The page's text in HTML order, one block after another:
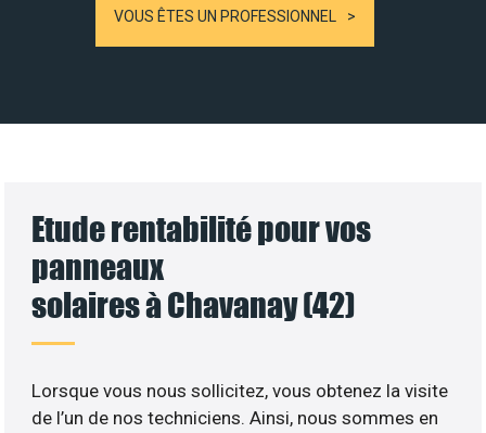
VOUS ÊTES UN PROFESSIONNEL
Etude rentabilité pour vos
panneaux
solaires à Chavanay (42)
Lorsque vous nous sollicitez, vous obtenez la visite
de l’un de nos techniciens. Ainsi, nous sommes en